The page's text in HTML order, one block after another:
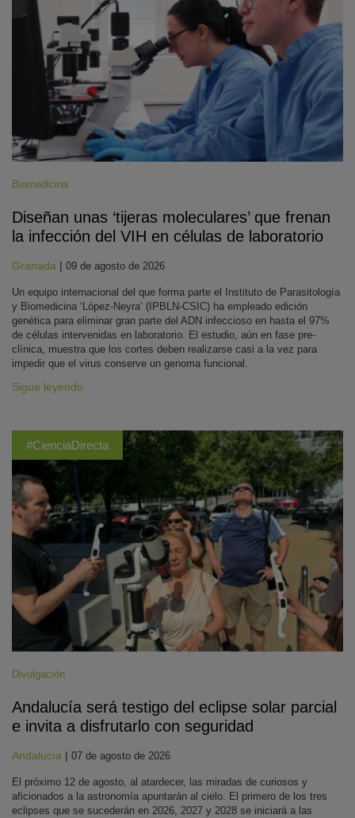
Biomedicina
Diseñan unas ‘tijeras moleculares’ que frenan
la infección del VIH en células de laboratorio
Granada | 09 de agosto de 2026
Un equipo internacional del que forma parte el Instituto de Parasitología
y Biomedicina ‘López-Neyra’ (IPBLN-CSIC) ha empleado edición
genética para eliminar gran parte del ADN infeccioso en hasta el 97%
de células intervenidas en laboratorio. El estudio, aún en fase pre-
clínica, muestra que los cortes deben realizarse casi a la vez para
impedir que el virus conserve un genoma funcional.
Sigue leyendo
#CienciaDirecta
Divulgación
Andalucía será testigo del eclipse solar parcial
e invita a disfrutarlo con seguridad
Andalucía | 07 de agosto de 2026
El próximo 12 de agosto, al atardecer, las miradas de curiosos y
aficionados a la astronomía apuntarán al cielo. El primero de los tres
eclipses que se sucederán en 2026, 2027 y 2028 se iniciará a las